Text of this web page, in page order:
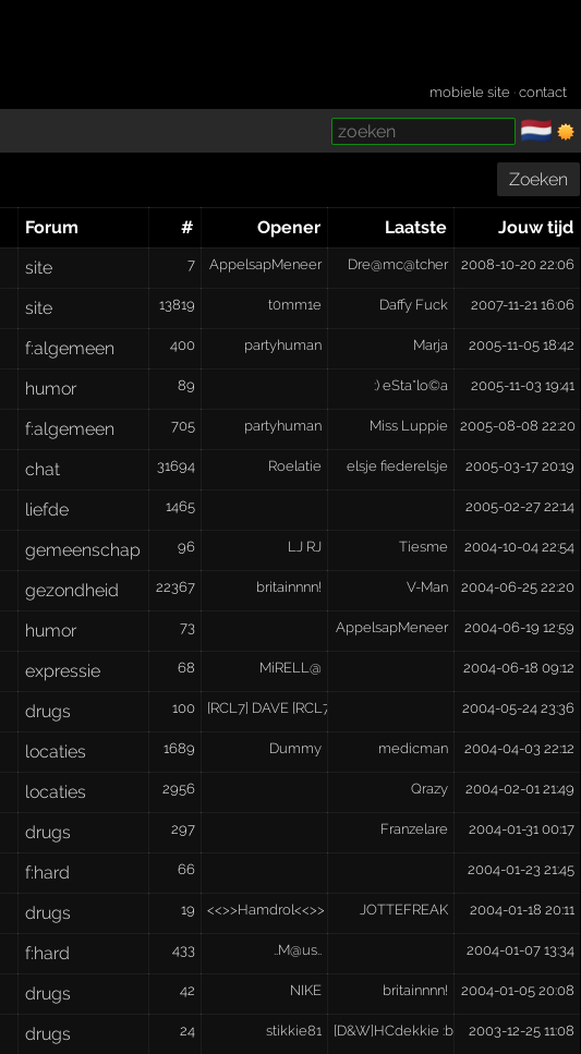
mobiele site ·contact
🇳🇱
Zoeken
Forum # Opener Laatste
Jouw tijd
site 7 AppelsapMeneer Dre@mc@tcher 2008-10-20 22:06
site 13819 t0mm1e Daffy Fuck 2007-11-21 16:06
f:algemeen 400 partyhuman Marja 2005-11-05 18:42
humor 89 :) eSta*lo©a 2005-11-03 19:41
f:algemeen 705 partyhuman Miss Luppie 2005-08-08 22:20
chat 31694 Roelatie elsje fiederelsje 2005-03-17 20:19
liefde 1465 2005-02-27 22:14
gemeenschap 96 LJ RJ Tiesme 2004-10-04 22:54
gezondheid 22367 britainnnn! V-Man 2004-06-25 22:20
humor 73 AppelsapMeneer 2004-06-19 12:59
expressie 68 MiRELL@ 2004-06-18 09:12
drugs 100 [RCL7] DAVE [RCL7] 2004-05-24 23:36
locaties 1689 Dummy medicman 2004-04-03 22:12
locaties 2956 Qrazy 2004-02-01 21:49
drugs 297 Franzelare 2004-01-31 00:17
f:hard 66 2004-01-23 21:45
drugs 19 <<>>Hamdrol<<>> JOTTEFREAK 2004-01-18 20:11
f:hard 433 ..M@us.. 2004-01-07 13:34
drugs 42 NIKE britainnnn! 2004-01-05 20:08
drugs 24 stikkie81 [D&W]HCdekkie :bounce:2003-12-25 11:08